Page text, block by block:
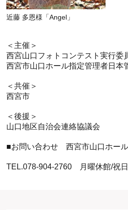
近藤 多恩様「Angel」
＜主催＞
西宮山口フォトコンテスト実行委
西宮市山口ホール指定管理者日本
＜共催＞
西宮市
＜後援＞
山口地区自治会連絡協議会
■お問い合わせ 西宮市山口ホール
TEL.078-904-2760 月曜休館/祝